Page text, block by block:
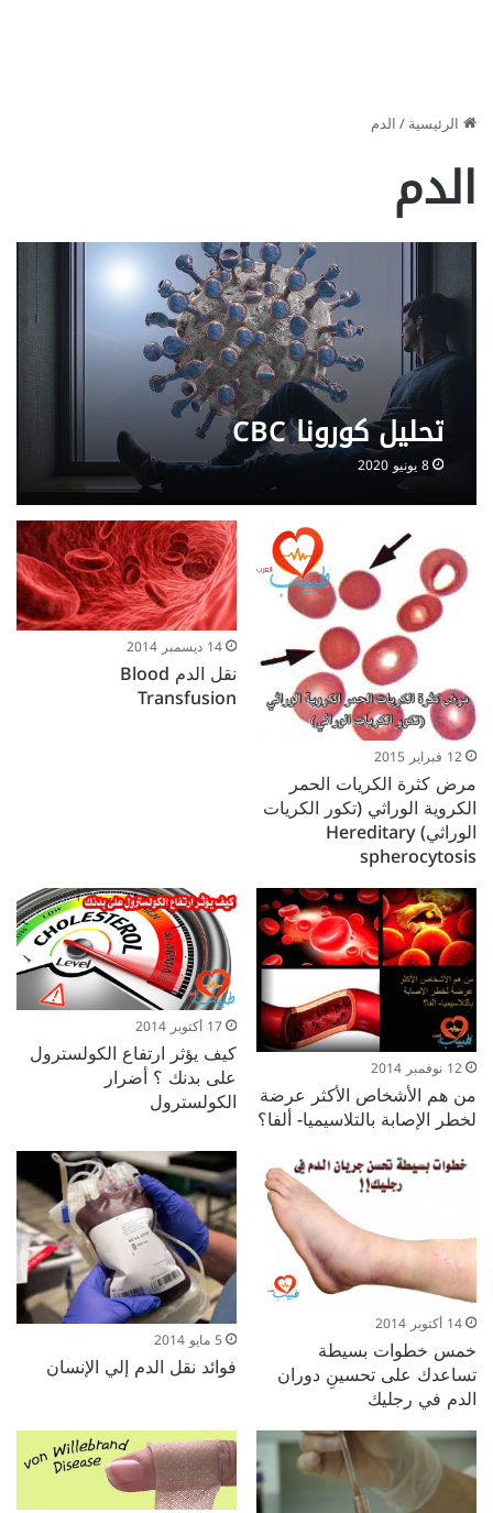
الرئيسية/الدم
الدم
تحليل كورونا CBC
8 يونيو 2020
12 فبراير 2015
مرض كثرة الكريات الحمر
الكروية الوراثي (تكور الكريات
الوراثي) Hereditary
spherocytosis
14 ديسمبر 2014
نقل الدم Blood
Transfusion
12 نوفمبر 2014
من هم الأشخاص الأكثر عرضة
لخطر الإصابة بالتلاسيميا- ألفا؟
17 أكتوبر 2014
كيف يؤثر ارتفاع الكولسترول
على بدنك ؟ أضرار
الكولسترول
14 أكتوبر 2014
خمس خطوات بسيطة
تساعدك على تحسينِ دوران
الدم في رجليك
5 مايو 2014
فوائد نقل الدم إلي الإنسان